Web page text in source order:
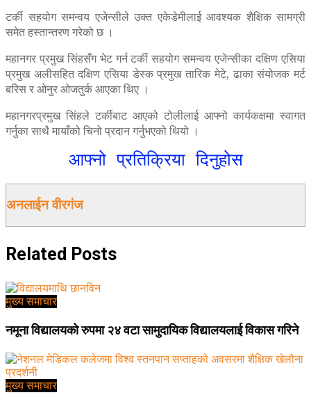
टर्की सहयोग समन्वय एजेन्सीले उक्त एकेडेमीलाई आवश्यक शैक्षिक सामग्री
समेत हस्तान्तरण गरेको छ ।
महानगर प्रमुख सिंहसँग भेट गर्न टर्की सहयोग समन्वय एजेन्सीका दक्षिण एसिया
प्रमुख अलीसहित दक्षिण एसिया डेस्क प्रमुख तारिक मेटे, ढाका संयोजक मर्ट
बरिस र ओनुर ओजतुर्क आएका थिए ।
महानगरप्रमुख सिंहले टर्कीबाट आएको टोलीलाई आफ्नो कार्यकक्षमा स्वागत
गर्नुका साथै मायाँको चिनो प्रदान गर्नुभएको थियो ।
आफ्नो प्रतिक्रिया दिनुहोस
अनलाईन वीरगंज
Related Posts
मुख्य समाचार
नमूना विद्यालयको रुपमा २४ वटा सामुदायिक विद्यालयलाई विकास गरिने
मुख्य समाचार